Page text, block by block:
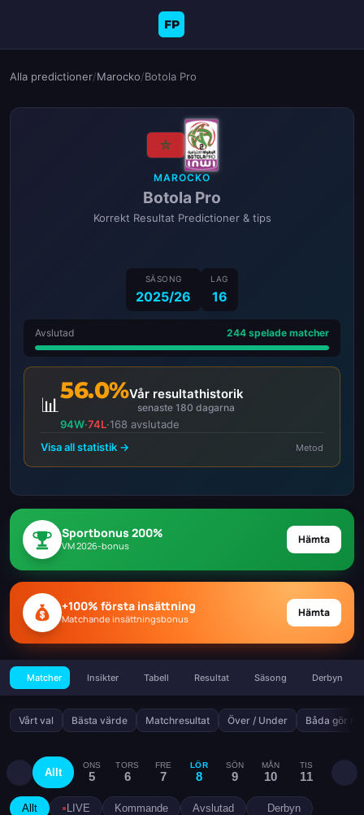
FP
Alla predictioner/Marocko/Botola Pro
MAROCKO
Botola Pro
Korrekt Resultat Predictioner & tips
SÄSONG
2025/26
LAG
16
Avslutad 244 spelade matcher
📊
56.0%Vår resultathistorik
senaste 180 dagarna
94W·74L·168 avslutade
Visa all statistik →
Metod
Sportbonus 200%
VM 2026-bonus Hämta
+100% första insättning
Matchande insättningsbonus Hämta
Matcher Insikter Tabell Resultat Säsong Derbyn
Vårt val Bästa värde Matchresultat Över / Under Båda gör
Allt
ONS
5
TORS
6
FRE
7
LÖR
8
SÖN
9
MÅN
10
TIS
11
ONS
Allt LIVE Kommande Avslutad Derbyn